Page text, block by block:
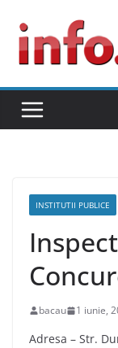
content
INSTITUTII PUBLICE
bacau 1 iunie,
Adresa – Str.